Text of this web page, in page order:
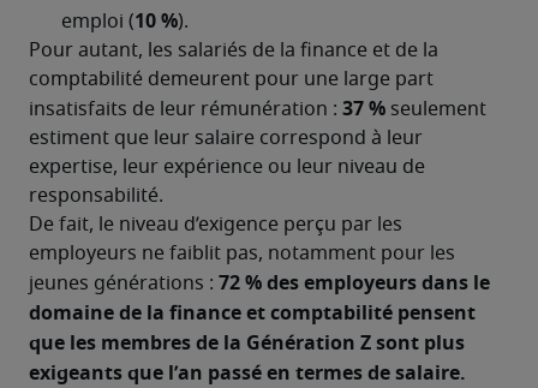
Pour autant, les salariés de la finance et de la
comptabilité demeurent pour une large part
insatisfaits de leur rémunération : 37 % seulement
estiment que leur salaire correspond à leur
expertise, leur expérience ou leur niveau de
responsabilité.
De fait, le niveau d’exigence perçu par les
employeurs ne faiblit pas, notamment pour les
jeunes générations : 72 % des employeurs dans le
domaine de la finance et comptabilité pensent
que les membres de la Génération Z sont plus
exigeants que l’an passé en termes de salaire.